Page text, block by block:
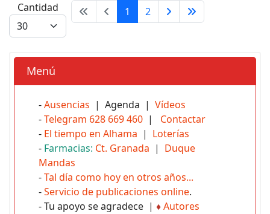
Cantidad 1 2
Menú
-Ausencias | Agenda | Vídeos
-Telegram 628 669 460 | Contactar
- El tiempo en Alhama | Loterías
- Farmacias: Ct. Granada | Duque
Mandas
-Tal día como hoy en otros años...
-Servicio de publicaciones online.
- Tu apoyo se agradece | ♦Autores